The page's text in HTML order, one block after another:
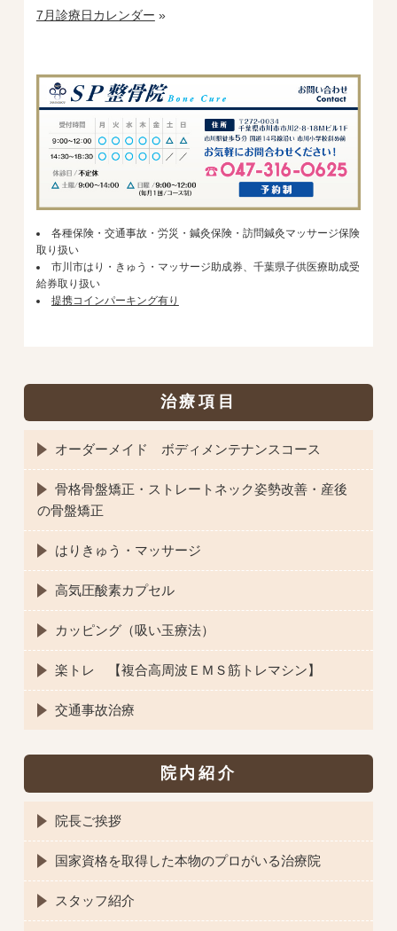
7月診療日カレンダー »
各種保険・交通事故・労災・鍼灸保険・訪問鍼灸マッサージ保険
取り扱い
市川市はり・きゅう・マッサージ助成券、千葉県子供医療助成受
給券取り扱い
提携コインパーキング有り
治療項目
オーダーメイド ボディメンテナンスコース
骨格骨盤矯正・ストレートネック姿勢改善・産後
の骨盤矯正
はりきゅう・マッサージ
高気圧酸素カプセル
カッピング（吸い玉療法）
楽トレ 【複合高周波ＥＭＳ筋トレマシン】
交通事故治療
院内紹介
院長ご挨拶
国家資格を取得した本物のプロがいる治療院
スタッフ紹介